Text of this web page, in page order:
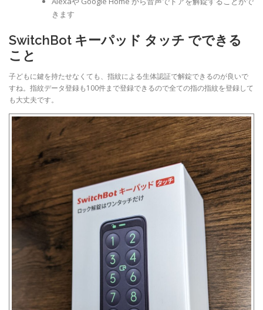
きます
SwitchBot キーパッド タッチ でできる
こと
子どもに鍵を持たせなくても、指紋による生体認証で解錠できるのが良いで
すね。指紋データ登録も100件まで登録できるので全ての指の指紋を登録して
も大丈夫です。